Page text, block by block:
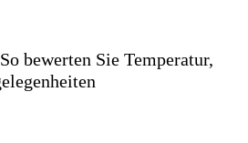
bewerten Sie Temperatur,